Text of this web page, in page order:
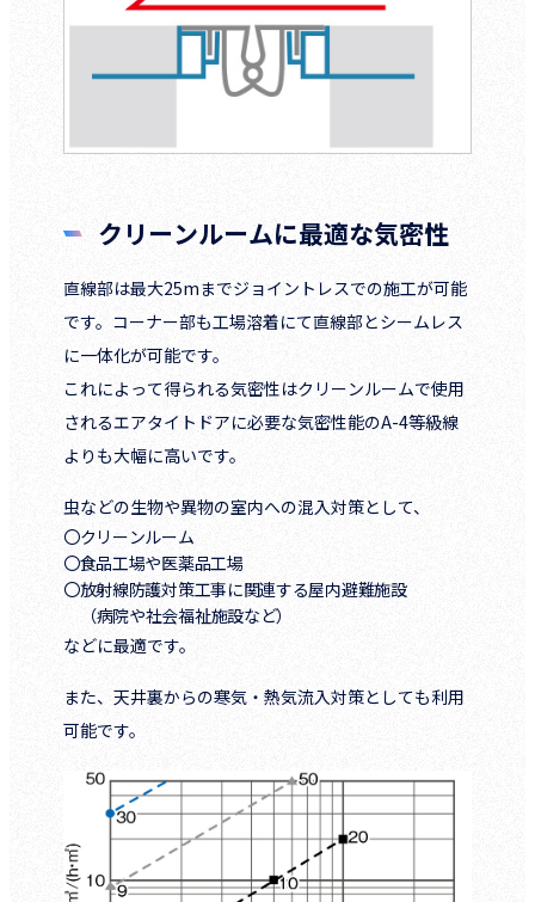
クリーンルームに最適な気密性
直線部は最大25mまでジョイントレスでの施工が可能
です。コーナー部も工場溶着にて直線部とシームレス
に一体化が可能です。
これによって得られる気密性はクリーンルームで使用
されるエアタイトドアに必要な気密性能のA-4等級線
よりも大幅に高いです。
虫などの生物や異物の室内への混入対策として、
〇クリーンルーム
〇食品工場や医薬品工場
〇放射線防護対策工事に関連する屋内避難施設
（病院や社会福祉施設など）
などに最適です。
また、天井裏からの寒気・熱気流入対策としても利用
可能です。